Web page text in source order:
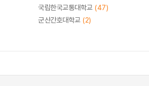
국립한국교통대학교 (47)
군산간호대학교 (2)